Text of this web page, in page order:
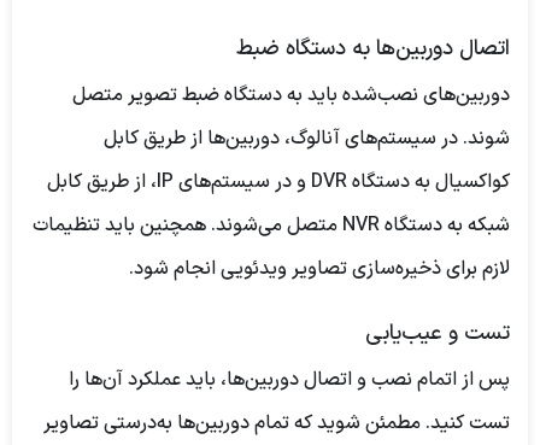
اتصال دوربین‌ها به دستگاه ضبط
دوربین‌های نصب‌شده باید به دستگاه ضبط تصویر متصل
شوند. در سیستم‌های آنالوگ، دوربین‌ها از طریق کابل
کواکسیال به دستگاه DVR و در سیستم‌های IP، از طریق کابل
شبکه به دستگاه NVR متصل می‌شوند. همچنین باید تنظیمات
لازم برای ذخیره‌سازی تصاویر ویدئویی انجام شود.
تست و عیب‌یابی
پس از اتمام نصب و اتصال دوربین‌ها، باید عملکرد آن‌ها را
تست کنید. مطمئن شوید که تمام دوربین‌ها به‌درستی تصاویر